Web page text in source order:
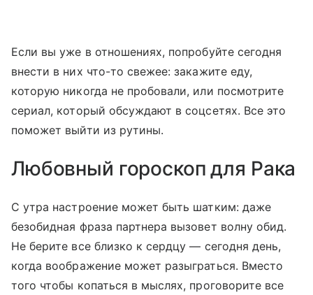
Если вы уже в отношениях, попробуйте сегодня
внести в них что-то свежее: закажите еду,
которую никогда не пробовали, или посмотрите
сериал, который обсуждают в соцсетях. Все это
поможет выйти из рутины.
Любовный гороскоп для Рака
С утра настроение может быть шатким: даже
безобидная фраза партнера вызовет волну обид.
Не берите все близко к сердцу — сегодня день,
когда воображение может разыграться. Вместо
того чтобы копаться в мыслях, проговорите все